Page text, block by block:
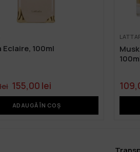
100ml
155,00 lei
ADAUGĂ ÎN COȘ